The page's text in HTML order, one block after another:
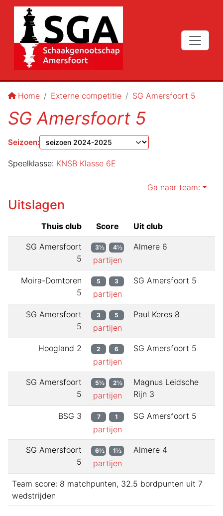
Home Externe competitie SG Amersfoort 5
SG Amersfoort 5
Seizoen:
Speelklasse: KNSB Klasse 6E
Ga naar team:
Uitslagen
Thuis club Score Uit club
SG Amersfoort
5
3½ 4½
partijen
Almere 6
Moira-Domtoren
5
5 3
partijen
SG Amersfoort 5
SG Amersfoort
5
3 5
partijen
Paul Keres 8
Hoogland 2 2 6
partijen
SG Amersfoort 5
SG Amersfoort
5
5½ 2½
partijen
Magnus Leidsche
Rijn 3
BSG 3 7 1
partijen
SG Amersfoort 5
SG Amersfoort
5
6½ 1½
partijen
Almere 4
Team score: 8 matchpunten, 32.5 bordpunten uit 7
wedstrijden